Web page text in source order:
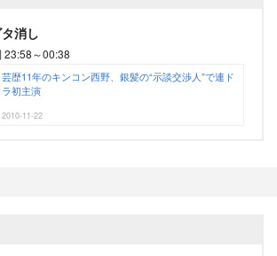
消し
23:58～00:38
芸歴11年のキンコン西野、銀髪の“示談交渉人”で連ド
ラ初主演
2010-11-22